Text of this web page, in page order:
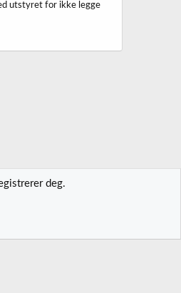
utstyret for ikke legge
deg.